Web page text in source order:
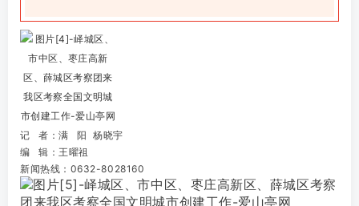
记 者：满 阳 杨晓宇
编 辑：王曜祖
新闻热线：0632-8028160